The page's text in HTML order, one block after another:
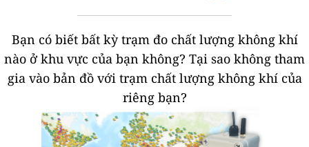
Bạn có biết bất kỳ trạm đo chất lượng không khí
nào ở khu vực của bạn không? Tại sao không tham
gia vào bản đồ với trạm chất lượng không khí của
riêng bạn?